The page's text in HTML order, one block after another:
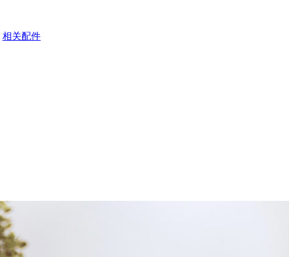
相关配件